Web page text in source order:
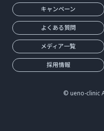
キャンペーン
よくある質問
メディア一覧
採用情報
© ueno-clinic